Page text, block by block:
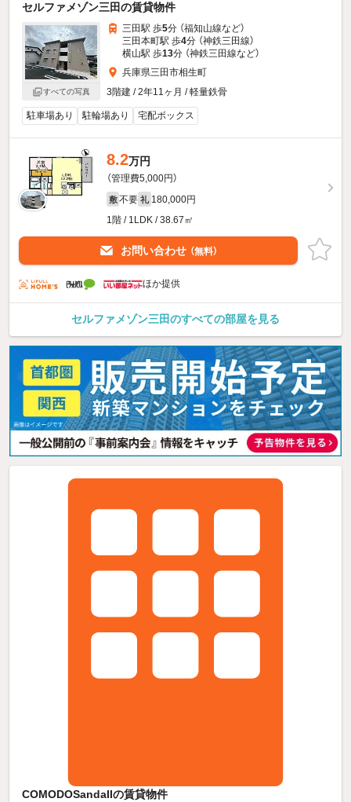
セルファメゾン三田の賃貸物件
すべての写真
三田駅 歩5分 （福知山線など）
三田本町駅 歩4分 （神鉄三田線）
横山駅 歩13分 （神鉄三田線など）
兵庫県三田市相生町
3階建 / 2年11ヶ月 / 軽量鉄骨
駐車場あり 駐輪場あり 宅配ボックス
8.2万円
（管理費5,000円）
敷 不要 礼 180,000円
1階 / 1LDK / 38.67㎡
お問い合わせ （無料）
ほか提供
セルファメゾン三田のすべての部屋を見る
COMODOSandaIIの賃貸物件